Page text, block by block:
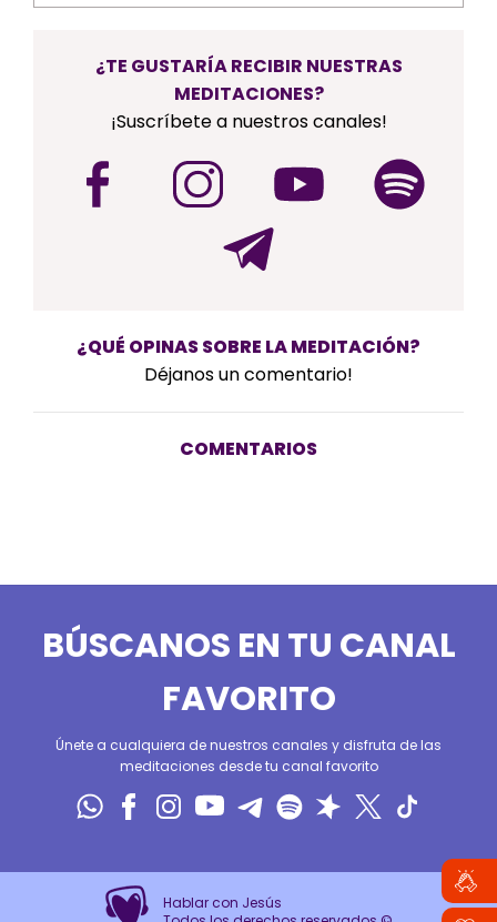
¿TE GUSTARÍA RECIBIR NUESTRAS
MEDITACIONES?
¡Suscríbete a nuestros canales!
¿QUÉ OPINAS SOBRE LA MEDITACIÓN?
Déjanos un comentario!
COMENTARIOS
BÚSCANOS EN TU CANAL
FAVORITO
Únete a cualquiera de nuestros canales y disfruta de las
meditaciones desde tu canal favorito
Hablar con Jesús